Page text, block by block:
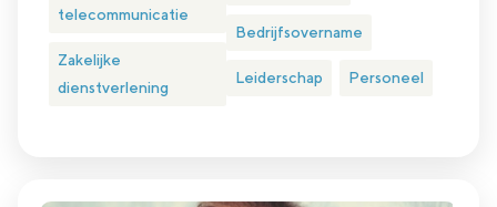
telecommunicatie
Zakelijke
dienstverlening
Bedrijfsovername
Leiderschap Personeel